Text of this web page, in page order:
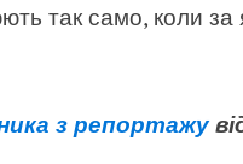
так само, коли
з репортажу